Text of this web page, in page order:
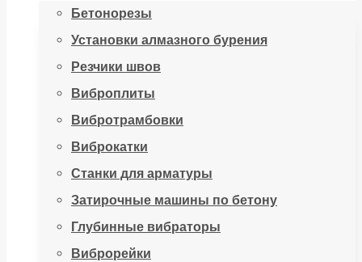
Бетонорезы
Установки алмазного бурения
Резчики швов
Виброплиты
Вибротрамбовки
Виброкатки
Станки для арматуры
Затирочные машины по бетону
Глубинные вибраторы
Виброрейки